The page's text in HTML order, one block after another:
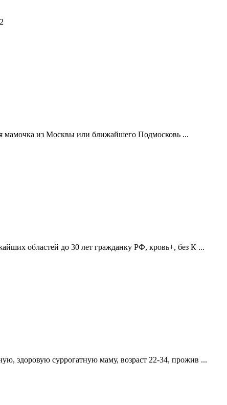
мамочка из Москвы или ближайшего Подмосковь ...
областей до 30 лет гражданку РФ, кровь+, без К ...
здоровую суррогатную маму, возраст 22-34, прожив ...